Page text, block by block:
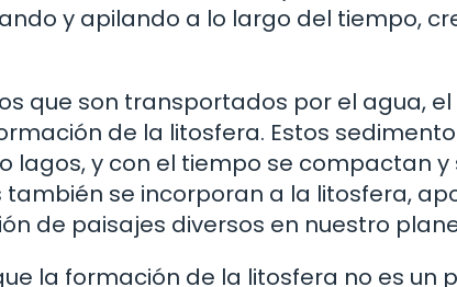
y apilando a lo largo del tiempo,
que son transportados por el agua, el
de la litosfera. Estos
lagos, y con el tiempo se compactan
también se incorporan a la litosfera,
de paisajes diversos en nuestro
la formación de la litosfera no es un